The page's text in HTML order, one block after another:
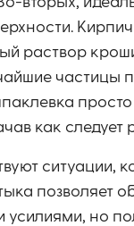
раствор
частицы
просто
как следует
ситуации,
позволяет
но